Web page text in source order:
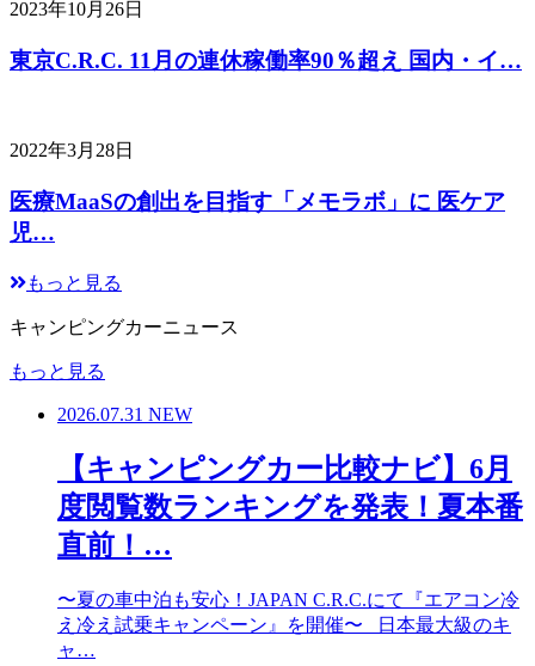
2023年10月26日
東京C.R.C. 11月の連休稼働率90％超え 国内・イ…
2022年3月28日
医療MaaSの創出を目指す「メモラボ」に 医ケア
児…
もっと見る
キャンピングカーニュース
もっと見る
2026.07.31 NEW
【キャンピングカー比較ナビ】6月
度閲覧数ランキングを発表！夏本番
直前！…
〜夏の車中泊も安心！JAPAN C.R.C.にて『エアコン冷
え冷え試乗キャンペーン』を開催〜 日本最大級のキ
ャ…